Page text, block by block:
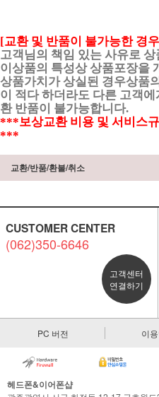
[교환 및 반품이 불가능한 경
고객님의 책임 있는 사유로
이상품의 특성상 상품포장을
상품가치가 상실된 경우상품
이 적다 하더라도 다른 고객
환 반품이 불가능합니다.
***보상교환 비용 및 서비스
***
교환/반품/환불/취소
CUSTOMER CENTER
(062)350-6646
고객센터
연결하기
PC 버전 이
헤드폰&이어폰샵